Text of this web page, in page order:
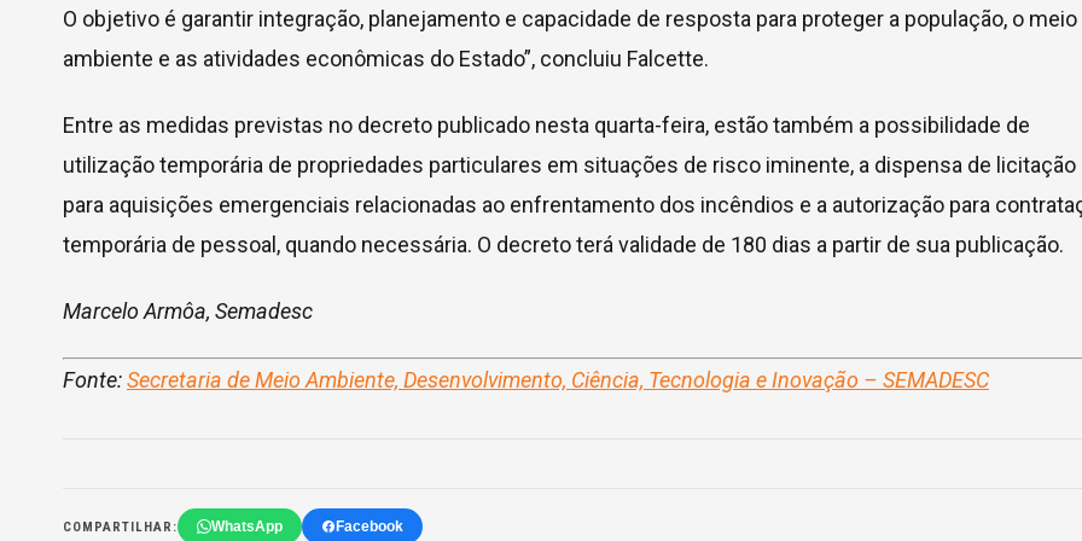
O objetivo é garantir integração, planejamento e capacidade de resposta para proteger a população, o meio
ambiente e as atividades econômicas do Estado”, concluiu Falcette.
Entre as medidas previstas no decreto publicado nesta quarta-feira, estão também a possibilidade de
utilização temporária de propriedades particulares em situações de risco iminente, a dispensa de licitação
para aquisições emergenciais relacionadas ao enfrentamento dos incêndios e a autorização para
temporária de pessoal, quando necessária. O decreto terá validade de 180 dias a partir de sua publicação.
Marcelo Armôa, Semadesc
Fonte:Secretaria de Meio Ambiente, Desenvolvimento, Ciência, Tecnologia e Inovação – SEMADESC
COMPARTILHAR: WhatsApp Facebook